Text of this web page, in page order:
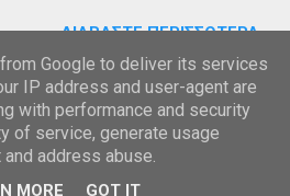
ΔΙΑΒΆΣΤΕ ΠΕΡΙΣΣΌΤΕΡΑ »
Google to deliver its services
IP address and user-agent are
with performance and security
of service, generate usage
address abuse.
MORE GOT IT